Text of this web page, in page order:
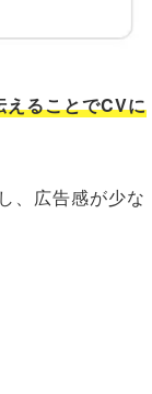
えることでCVに
、広告感が少な